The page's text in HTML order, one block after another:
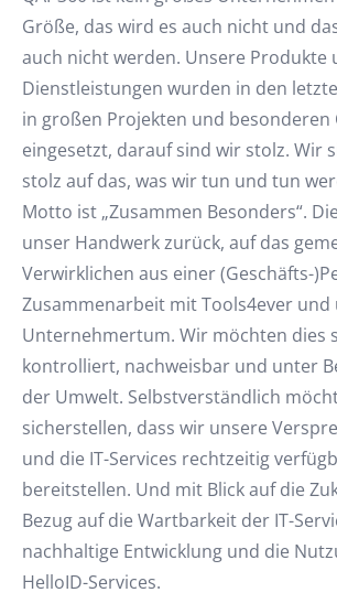
Größe, das wird es auch nicht und
auch nicht werden. Unsere Produkte
Dienstleistungen wurden in den
in großen Projekten und besonderen
eingesetzt, darauf sind wir stolz. Wir
stolz auf das, was wir tun und tun
Motto ist „Zusammen Besonders“.
unser Handwerk zurück, auf das
Verwirklichen aus einer (Geschäfts-
Zusammenarbeit mit Tools4ever und
Unternehmertum. Wir möchten dies
kontrolliert, nachweisbar und unter
der Umwelt. Selbstverständlich
sicherstellen, dass wir unsere
und die IT-Services rechtzeitig
bereitstellen. Und mit Blick auf die
Bezug auf die Wartbarkeit der IT-
nachhaltige Entwicklung und die
HelloID-Services.